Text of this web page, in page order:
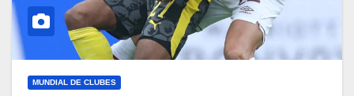
MUNDIAL DE CLUBES